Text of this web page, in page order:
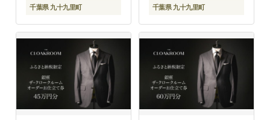
メイド 記念日
千葉県 九十九里町
メイド 記念日
千葉県 九十九里町